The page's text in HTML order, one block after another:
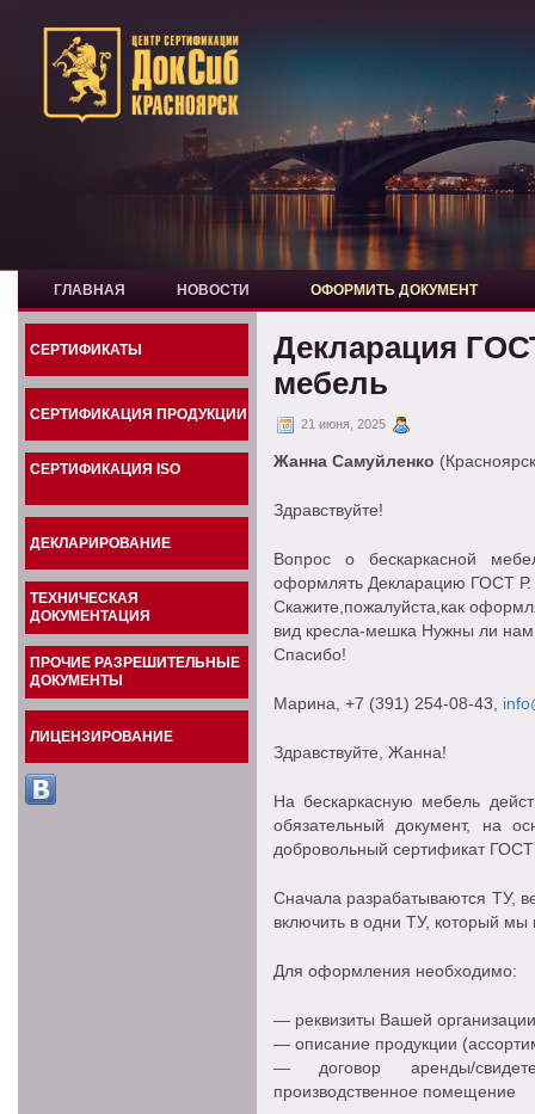
ГЛАВНАЯ НОВОСТИ ОФОРМИТЬ ДОКУМЕНТ
СЕРТИФИКАТЫ
СЕРТИФИКАЦИЯ ПРОДУКЦИИ
СЕРТИФИКАЦИЯ ISO
ДЕКЛАРИРОВАНИЕ
ТЕХНИЧЕСКАЯ
ДОКУМЕНТАЦИЯ
ПРОЧИЕ РАЗРЕШИТЕЛЬНЫЕ
ДОКУМЕНТЫ
ЛИЦЕНЗИРОВАНИЕ
Декларация
мебель
21 июня, 2025
Жанна Самуйленко
Здравствуйте!
Вопрос о бескаркасной
оформлять Декларацию ГОСТ Р.
Скажите,пожалуйста,как
вид кресла-мешка Нужны ли
Спасибо!
Марина , +7 (391) 254-08-43,
Здравствуйте, Жанна!
На бескаркасную мебель
обязательный документ, на
добровольный сертификат ГОСТ
Сначала разрабатываются ТУ,
включить в одни ТУ, который
Для оформления необходимо:
— реквизиты Вашей
— описание продукции
— договор аренды/
производственное помещение